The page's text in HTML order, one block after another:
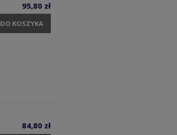
95,80 zł
DO KOSZYKA
84,80 zł